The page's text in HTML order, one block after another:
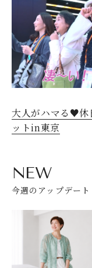
大人がハマる♥休
ットin東京
NEW
今週のアップデート